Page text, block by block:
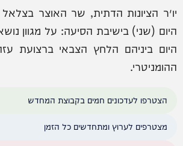
יו״ר הציונות הדתית, שר האוצר
היום (שני) בישיבת הסיעה: על מגוון
היום ביניהם הלחץ הצבאי ברצועת
ההומניטרי.
הצטרפו לעדכונים חמים בקבוצת המחדש
מצטרפים לערוץ ומתחדשים כל הזמן